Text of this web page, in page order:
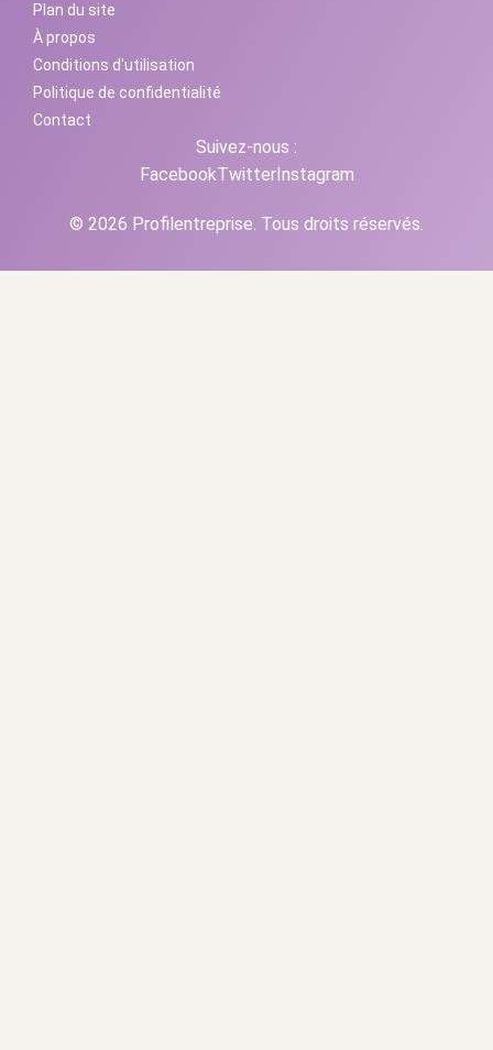
Plan du site
À propos
Conditions d'utilisation
Politique de confidentialité
Contact
Suivez-nous :
FacebookTwitterInstagram
© 2026 Profilentreprise. Tous droits réservés.